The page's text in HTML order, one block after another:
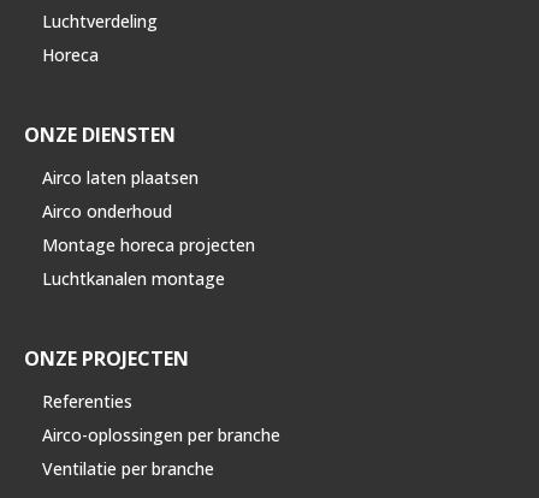
Luchtverdeling
Horeca
ONZE DIENSTEN
Airco laten plaatsen
Airco onderhoud
Montage horeca projecten
Luchtkanalen montage
ONZE PROJECTEN
Referenties
Airco-oplossingen per branche
Ventilatie per branche